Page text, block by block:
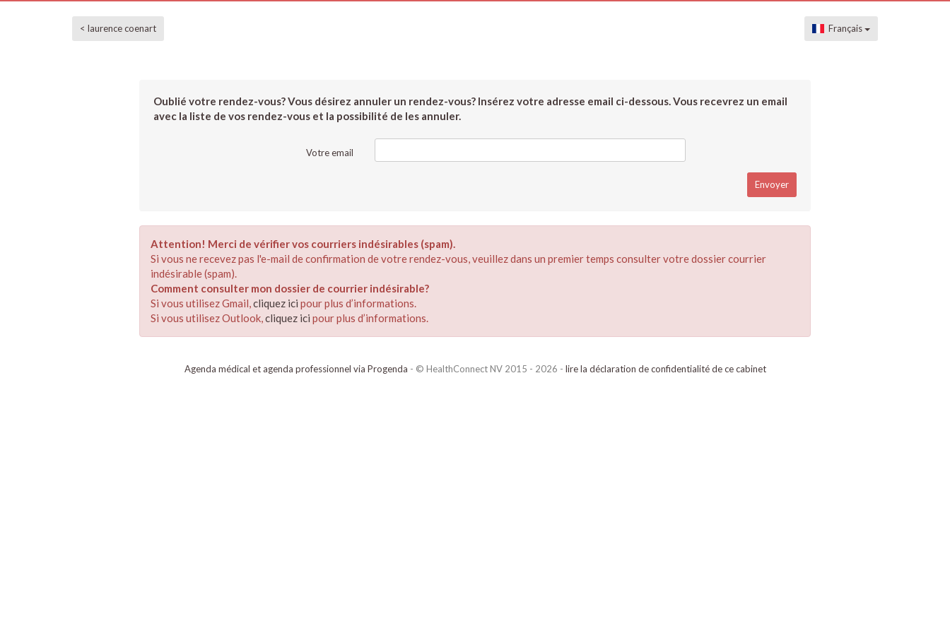
< laurence coenart Français
Oublié votre rendez-vous? Vous désirez annuler un rendez-vous? Insérez votre adresse email ci-dessous. Vous recevrez un email
avec la liste de vos rendez-vous et la possibilité de les annuler.
Votre email
Attention! Merci de vérifier vos courriers indésirables (spam).
Si vous ne recevez pas l'e-mail de confirmation de votre rendez-vous, veuillez dans un premier temps consulter votre dossier courrier
indésirable (spam).
Comment consulter mon dossier de courrier indésirable?
Si vous utilisez Gmail,cliquez ici pour plus d’informations.
Si vous utilisez Outlook,cliquez ici pour plus d’informations.
Agenda médical et agenda professionnel via Progenda - © HealthConnect NV 2015 - 2026 - lire la déclaration de confidentialité de ce cabinet